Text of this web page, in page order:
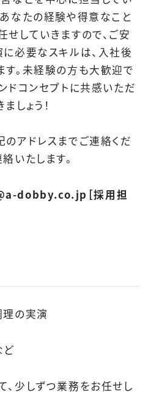
なたの経験や得意なこと
していきますので、ご安
必要なスキルは、入社後
す。未経験の方も大歓迎で
ドコンセプトに共感いただ
しょう！
アドレスまでご連絡くだ
いたします。
dobby.co.jp［採用担
理の実演
ど
少しずつ業務をお任せし